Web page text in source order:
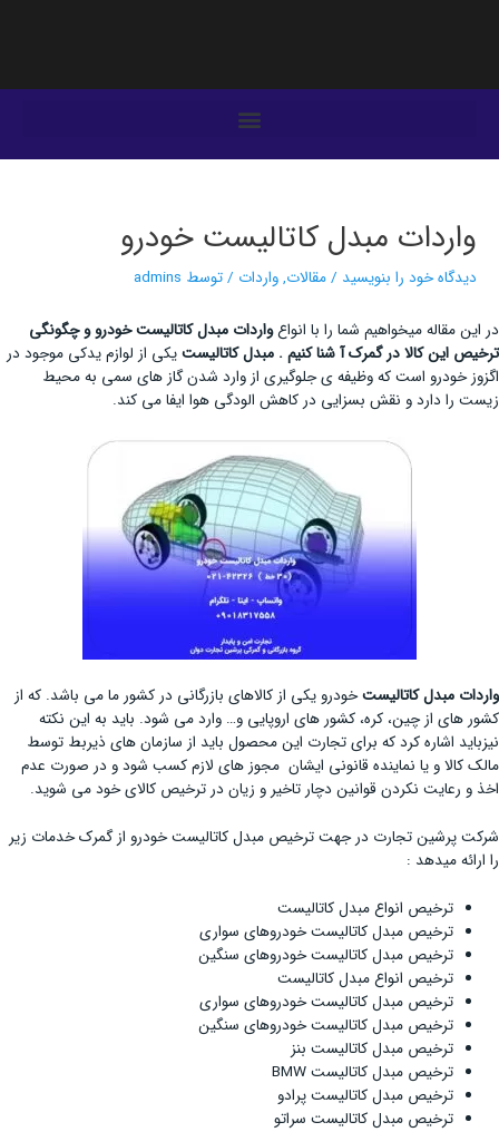
واردات مبدل کاتالیست خودرو
دیدگاه‌ خود را بنویسید /مقالات,واردات / توسط admins
در این مقاله میخواهیم شما را با انواعواردات مبدل کاتالیست خودرو و چگونگی
ترخیص این کالا در گمرک آ شنا کنیم . مبدل کاتالیستیکی از لوازم یدکی موجود در
اگزوز خودرو است که وظیفه ی جلوگیری از وارد شدن گاز های سمی به محیط
زیست را دارد و نقش بسزایی در کاهش الودگی هوا ایفا می کند.
واردات مبدل کاتالیستخودرو یکی از کالاهای بازرگانی در کشور ما می باشد. که از
کشور های از چین، کره، کشور های اروپایی و… وارد می شود. باید به این نکته
نیزباید اشاره کرد که برای تجارت این محصول باید از سازمان های ذیربط توسط
مالک کالا و یا نماینده قانونی ایشان مجوز های لازم کسب شود و در صورت عدم
اخذ و رعایت نکردن قوانین دچار تاخیر و زیان در ترخیص کالای خود می شوید.
شرکت پرشین تجارت در جهت ترخیص مبدل کاتالیست خودرو از گمرک خدمات زیر
را ارائه میدهد :
ترخیص انواع مبدل کاتالیست
ترخیص مبدل کاتالیست خودروهای سواری
ترخیص مبدل کاتالیست خودروهای سنگین
ترخیص انواع مبدل کاتالیست
ترخیص مبدل کاتالیست خودروهای سواری
ترخیص مبدل کاتالیست خودروهای سنگین
ترخیص مبدل کاتالیست بنز
ترخیص مبدل کاتالیست BMW
ترخیص مبدل کاتالیست پرادو
ترخیص مبدل کاتالیست سراتو